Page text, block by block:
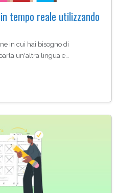
tempo reale utilizzando
in cui hai bisogno di
un'altra lingua e…